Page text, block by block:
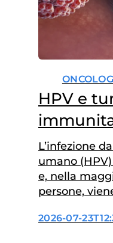
HPV e
L’infezione
umano
e, nella
persone,
immunitario.
2026-07-